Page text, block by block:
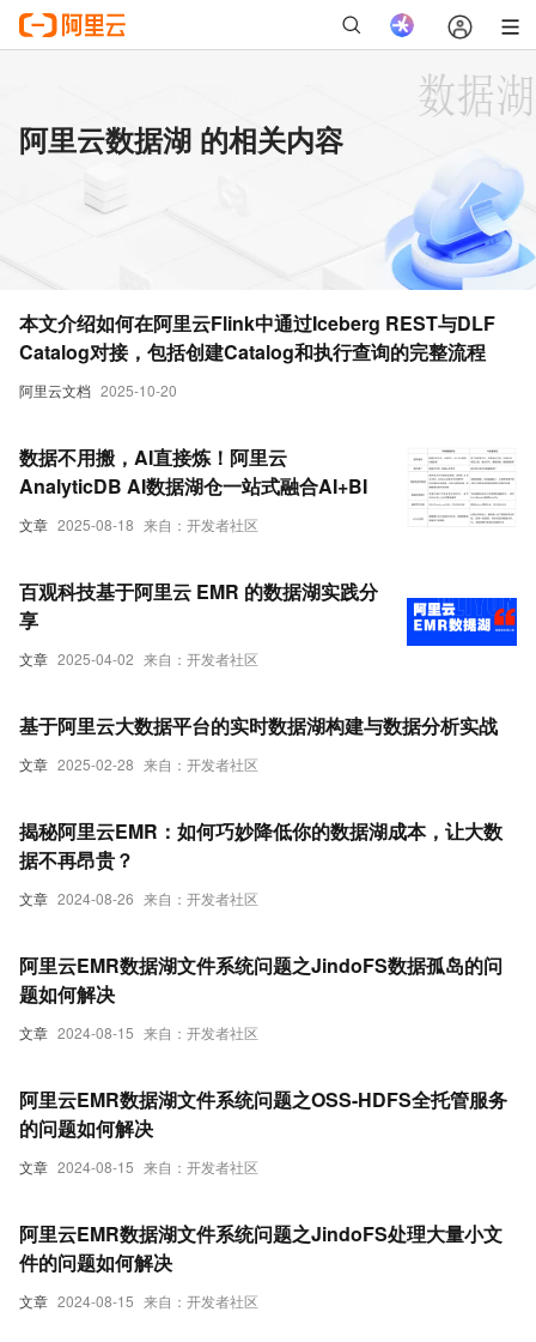
阿里云数据湖 的相关内容
阿里云文档 2025-10-20
本文介绍如何在阿里云Flink中通过Iceberg REST与DLF
Catalog对接，包括创建Catalog和执行查询的完整流程
文章 2025-08-18 来自：开发者社区
数据不用搬，AI直接炼！阿里云
AnalyticDB AI数据湖仓一站式融合AI+BI
文章 2025-04-02 来自：开发者社区
百观科技基于阿里云 EMR 的数据湖实践分
享
文章 2025-02-28 来自：开发者社区
基于阿里云大数据平台的实时数据湖构建与数据分析实战
文章 2024-08-26 来自：开发者社区
揭秘阿里云EMR：如何巧妙降低你的数据湖成本，让大数
据不再昂贵？
文章 2024-08-15 来自：开发者社区
阿里云EMR数据湖文件系统问题之JindoFS数据孤岛的问
题如何解决
文章 2024-08-15 来自：开发者社区
阿里云EMR数据湖文件系统问题之OSS-HDFS全托管服务
的问题如何解决
文章 2024-08-15 来自：开发者社区
阿里云EMR数据湖文件系统问题之JindoFS处理大量小文
件的问题如何解决